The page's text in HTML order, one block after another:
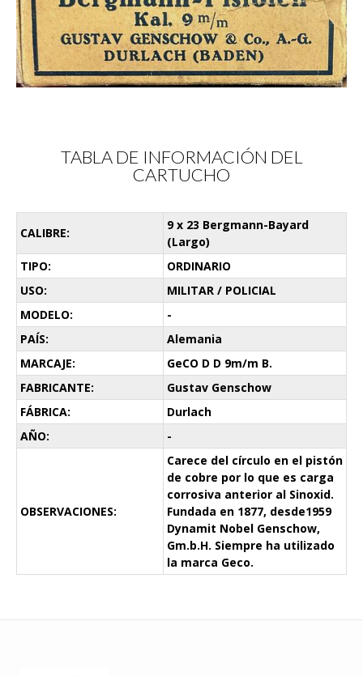
TABLA DE INFORMACIÓN DEL
CARTUCHO
CALIBRE:
9 x 23 Bergmann-Bayard
(Largo)
TIPO:
ORDINARIO
USO:
MILITAR / POLICIAL
MODELO:
-
PAÍS:
Alemania
MARCAJE:
GeCO D D 9m/m B.
FABRICANTE:
Gustav Genschow
FÁBRICA:
Durlach
AÑO:
-
OBSERVACIONES:
Carece del círculo en el pistón
de cobre por lo que es carga
corrosiva anterior al Sinoxid.
Fundada en 1877, desde1959
Dynamit Nobel Genschow,
Gm.b.H. Siempre ha utilizado
la marca Geco.